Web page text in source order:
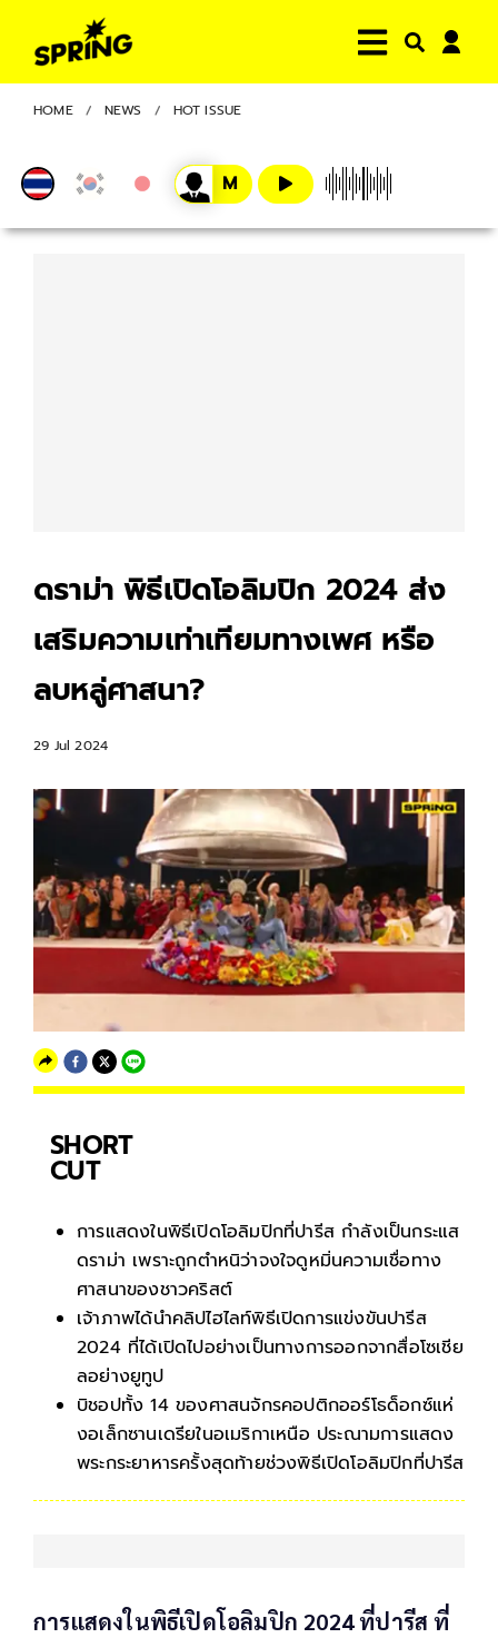
HOME NEWS HOT ISSUE
ดราม่า พิธีเปิดโอลิมปิก 2024 ส่ง
เสริมความเท่าเทียมทางเพศ หรือ
ลบหลู่ศาสนา?
29 Jul 2024
SHORT
CUT
การแสดงในพิธีเปิดโอลิมปิกที่ปารีส กำลังเป็นกระแส
ดราม่า เพราะถูกตำหนิว่าจงใจดูหมิ่นความเชื่อทาง
ศาสนาของชาวคริสต์
เจ้าภาพได้นำคลิปไฮไลท์พิธีเปิดการแข่งขันปารีส
2024 ที่ได้เปิดไปอย่างเป็นทางการออกจากสื่อโซเชีย
ลอย่างยูทูป
บิชอปทั้ง 14 ของศาสนจักรคอปติกออร์โธด็อกซ์แห่
งอเล็กซานเดรียในอเมริกาเหนือ ประณามการแสดง
พระกระยาหารครั้งสุดท้ายช่วงพิธีเปิดโอลิมปิกที่ปารีส
การแสดงในพิธีเปิดโอลิมปิก 2024 ที่ปารีส ที่